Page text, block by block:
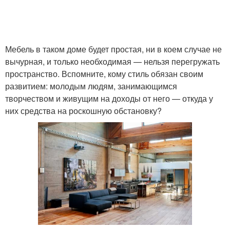
Черно-белый интерьер Белый стиль
Квартиры в стиле Мебель в стиле
Квартира в стиле
Мебель в таком доме будет простая, ни в коем случае не
вычурная, и только необходимая — нельзя перегружать
пространство. Вспомните, кому стиль обязан своим
развитием: молодым людям, занимающимся
творчеством и живущим на доходы от него — откуда у
них средства на роскошную обстановку?